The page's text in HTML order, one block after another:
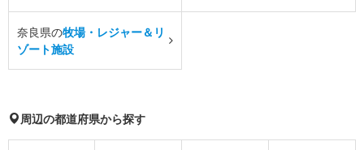
奈良県の牧場・レジャー＆リ
ゾート施設
周辺の都道府県から探す